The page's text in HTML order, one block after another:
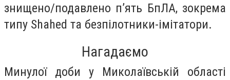
знищено/подавлено п’ять БпЛА, зокрема
типу Shahed та безпілотники-імітатори.
Нагадаємо
Минулої доби у Миколаївській області